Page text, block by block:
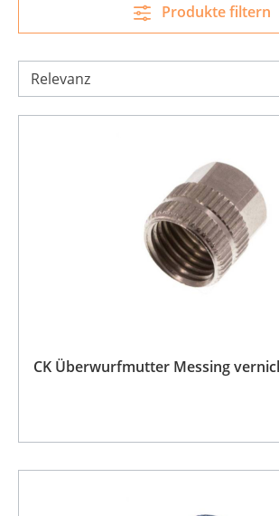
Produkte filtern
CK Überwurfmutter Messing